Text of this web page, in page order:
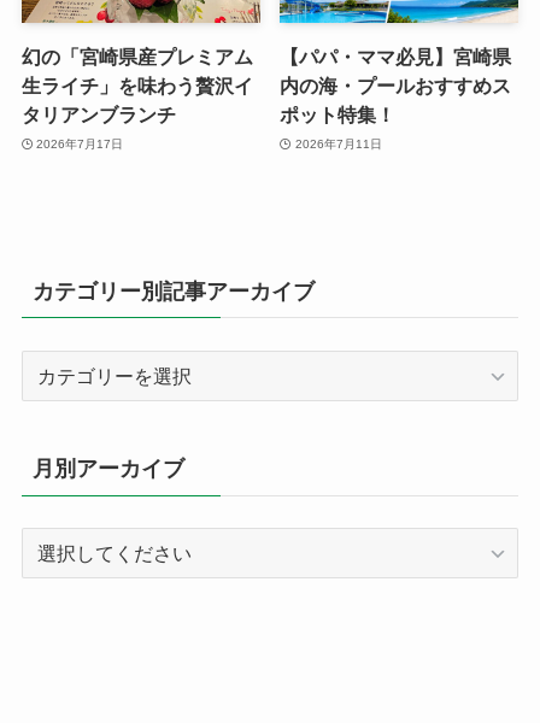
幻の「宮崎県産プレミアム
生ライチ」を味わう贅沢イ
タリアンブランチ
2026年7月17日
【パパ・ママ必見】宮崎県
内の海・プールおすすめス
ポット特集！
2026年7月11日
カテゴリー別記事アーカイブ
リ
ー
記
事
月別アーカイブ